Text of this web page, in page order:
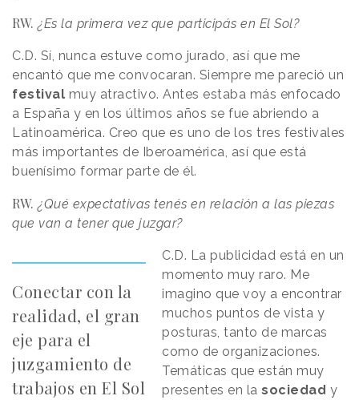
RW. ¿Es la primera vez que participás en El Sol?
C.D. Sí, nunca estuve como jurado, así que me
encantó que me convocaran. Siempre me pareció un
festival muy atractivo. Antes estaba más enfocado
a España y en los últimos años se fue abriendo a
Latinoamérica. Creo que es uno de los tres festivales
más importantes de Iberoamérica, así que está
buenísimo formar parte de él.
RW. ¿Qué expectativas tenés en relación a las piezas
que van a tener que juzgar?
Conectar con la
realidad, el gran
eje para el
juzgamiento de
trabajos en El Sol
C.D. La publicidad está en un
momento muy raro. Me
imagino que voy a encontrar
muchos puntos de vista y
posturas, tanto de marcas
como de organizaciones.
Temáticas que están muy
presentes en lasociedad y